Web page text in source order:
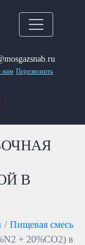
нам Перезвонить
В
Пищевая смесь
+ 20%СО2) в